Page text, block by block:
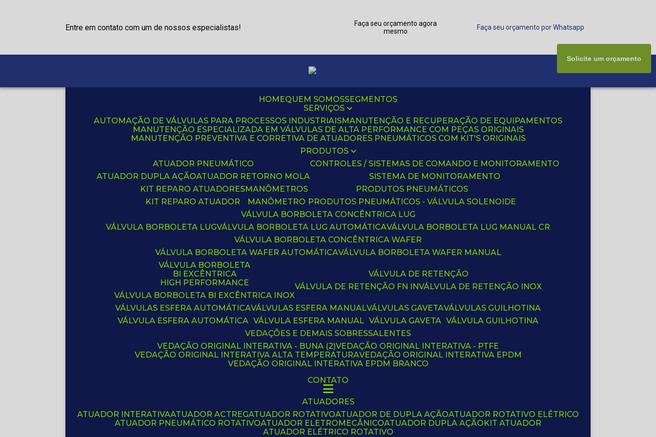
Entre em contato com um de nossos especialistas!
Faça seu orçamento agora
mesmo
Faça seu orçamento por Whatsapp
HOME QUEM SOMOS
SEGMENTOS
SERVIÇOS
AUTOMAÇÃO DE VÁLVULAS PARA PROCESSOS INDUSTRIAIS
MANUTENÇÃO E RECUPERAÇÃO DE EQUIPAMENTOS
MANUTENÇÃO ESPECIALIZADA EM VÁLVULAS DE ALTA PERFORMANCE COM PEÇAS ORIGINAIS
MANUTENÇÃO PREVENTIVA E CORRETIVA DE ATUADORES PNEUMÁTICOS COM KIT'S ORIGINAIS
PRODUTOS
ATUADOR PNEUMÁTICO
ATUADOR DUPLA AÇÃO
ATUADOR RETORNO MOLA
CONTROLES / SISTEMAS DE COMANDO E MONITORAMENTO
SISTEMA DE MONITORAMENTO
KIT REPARO ATUADORES
KIT REPARO ATUADOR
MANÔMETROS
MANÔMETRO
PRODUTOS PNEUMÁTICOS
PRODUTOS PNEUMÁTICOS - VÁLVULA SOLENOIDE
VÁLVULA BORBOLETA CONCÊNTRICA LUG
VÁLVULA BORBOLETA LUG VÁLVULA BORBOLETA LUG AUTOMÁTICA VÁLVULA BORBOLETA LUG MANUAL CR
VÁLVULA BORBOLETA CONCÊNTRICA WAFER
VÁLVULA BORBOLETA WAFER AUTOMÁTICA VÁLVULA BORBOLETA WAFER MANUAL
VÁLVULA BORBOLETA
BI EXCÊNTRICA
HIGH PERFORMANCE
VÁLVULA BORBOLETA BI EXCÊNTRICA INOX
VÁLVULA DE RETENÇÃO
VÁLVULA DE RETENÇÃO FN IN VÁLVULA DE RETENÇÃO INOX
VÁLVULAS ESFERA AUTOMÁTICA
VÁLVULA ESFERA AUTOMÁTICA
VÁLVULAS ESFERA MANUAL
VÁLVULA ESFERA MANUAL
VÁLVULAS GAVETA
VÁLVULA GAVETA
VÁLVULAS GUILHOTINA
VÁLVULA GUILHOTINA
VEDAÇÕES E DEMAIS SOBRESSALENTES
VEDAÇÃO ORIGINAL INTERATIVA - BUNA (2)
VEDAÇÃO ORIGINAL INTERATIVA - PTFE
VEDAÇÃO ORIGINAL INTERATIVA ALTA TEMPERATURA VEDAÇÃO ORIGINAL INTERATIVA EPDM
VEDAÇÃO ORIGINAL INTERATIVA EPDM BRANCO
CONTATO
ATUADORES
ATUADOR INTERATIVA ATUADOR ACTREG ATUADOR ROTATIVO ATUADOR DE DUPLA AÇÃO
ATUADOR ROTATIVO ELÉTRICO
ATUADOR PNEUMÁTICO ROTATIVO
ATUADOR ELETROMECÂNICO ATUADOR DUPLA AÇÃO
KIT ATUADOR
ATUADOR ELÉTRICO ROTATIVO
Solicite um orçamento